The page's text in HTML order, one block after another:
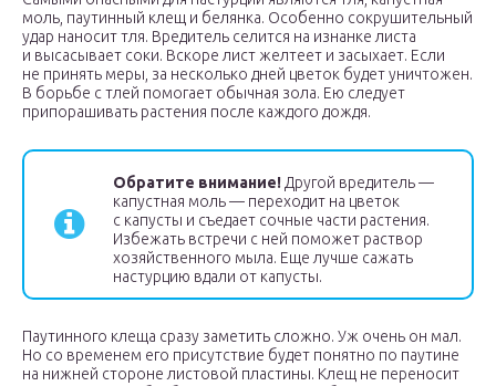
моль, паутинный клещ и белянка. Особенно сокрушительный
удар наносит тля. Вредитель селится на изнанке листа
и высасывает соки. Вскоре лист желтеет и засыхает. Если
не принять меры, за несколько дней цветок будет уничтожен.
В борьбе с тлей помогает обычная зола. Ею следует
припорашивать растения после каждого дождя.
Обратите внимание! Другой вредитель —
капустная моль — переходит на цветок
с капусты и съедает сочные части растения.
Избежать встречи с ней поможет раствор
хозяйственного мыла. Еще лучше сажать
настурцию вдали от капусты.
Паутинного клеща сразу заметить сложно. Уж очень он мал.
Но со временем его присутствие будет понятно по паутине
на нижней стороне листовой пластины. Клещ не переносит